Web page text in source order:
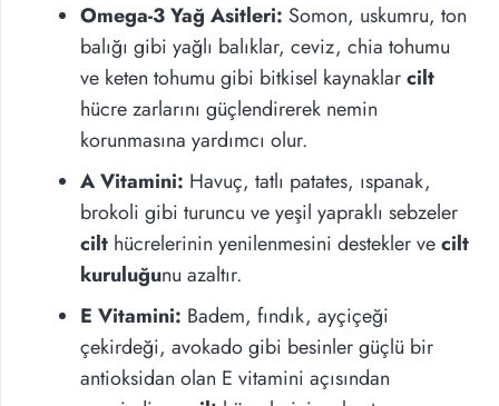
Omega-3 Yağ Asitleri: Somon, uskumru, ton
balığı gibi yağlı balıklar, ceviz, chia tohumu
ve keten tohumu gibi bitkisel kaynaklarcilt
hücre zarlarını güçlendirerek nemin
korunmasına yardımcı olur.
A Vitamini: Havuç, tatlı patates, ıspanak,
brokoli gibi turuncu ve yeşil yapraklı sebzeler
cilt hücrelerinin yenilenmesini destekler vecilt
kuruluğunu azaltır.
E Vitamini: Badem, fındık, ayçiçeği
çekirdeği, avokado gibi besinler güçlü bir
antioksidan olan E vitamini açısından